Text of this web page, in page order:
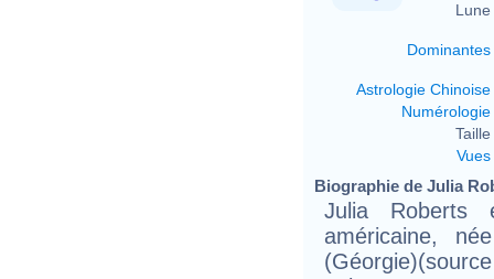
Lune
Dominantes
Astrologie Chinoise
Numérologie
Taille
Vues
Biographie de Julia
Julia Roberts
américaine,